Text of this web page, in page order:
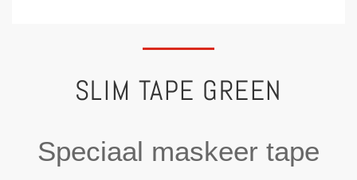
SLIM TAPE GREEN
Speciaal maskeer tape